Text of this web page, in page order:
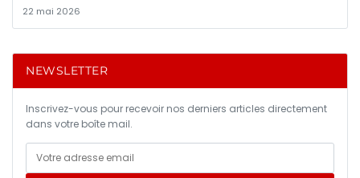
22 mai 2026
NEWSLETTER
Inscrivez-vous pour recevoir nos derniers articles directement
dans votre boîte mail.